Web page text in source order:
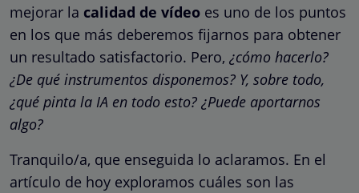
mejorar la calidad de vídeo es uno de los puntos
en los que más deberemos fijarnos para obtener
un resultado satisfactorio. Pero, ¿cómo hacerlo?
¿De qué instrumentos disponemos? Y, sobre todo,
¿qué pinta la IA en todo esto? ¿Puede aportarnos
algo?
Tranquilo/a, que enseguida lo aclaramos. En el
artículo de hoy exploramos cuáles son las